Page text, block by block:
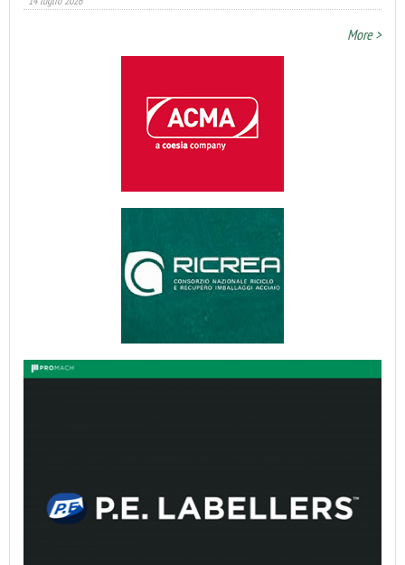
Fatturato record per l'industria cosmetica in Italia
More >